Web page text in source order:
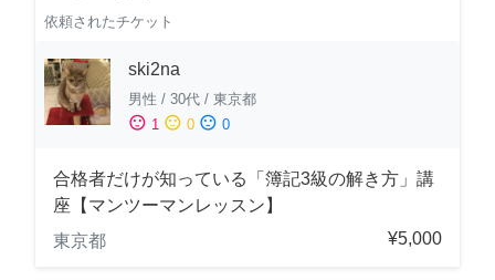
依頼されたチケット
ski2na
男性 / 30代 / 東京都
sentiment_satisfied 1 sentiment_neutral 0 sentiment_dissatisfied 0
合格者だけが知っている「簿記3級の解き方」講
座【マンツーマンレッスン】
東京都
¥5,000